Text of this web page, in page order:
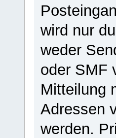
wird nur
weder
oder SMF
Mitteilung
Adressen
werden.